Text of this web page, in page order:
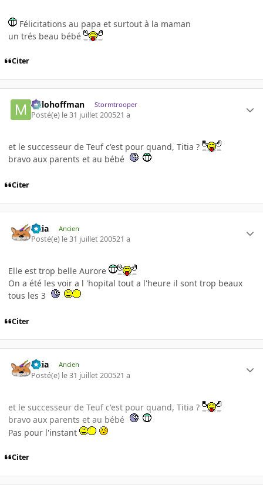
Félicitations au papa et surtout à la maman
un trés beau bébé
Citer
milohoffman Stormtrooper
Posté(e) le 31 juillet 200521 a
et le successeur de Teuf c'est pour quand, Titia ?
bravo aux parents et au bébé
Citer
Titia Ancien
Posté(e) le 31 juillet 200521 a
Elle est trop belle Aurore
On a été les voir a l 'hopital tout a l'heure il sont trop beaux
tous les 3
Citer
Titia Ancien
Posté(e) le 31 juillet 200521 a
et le successeur de Teuf c'est pour quand, Titia ?
bravo aux parents et au bébé
Pas pour l'instant
Citer